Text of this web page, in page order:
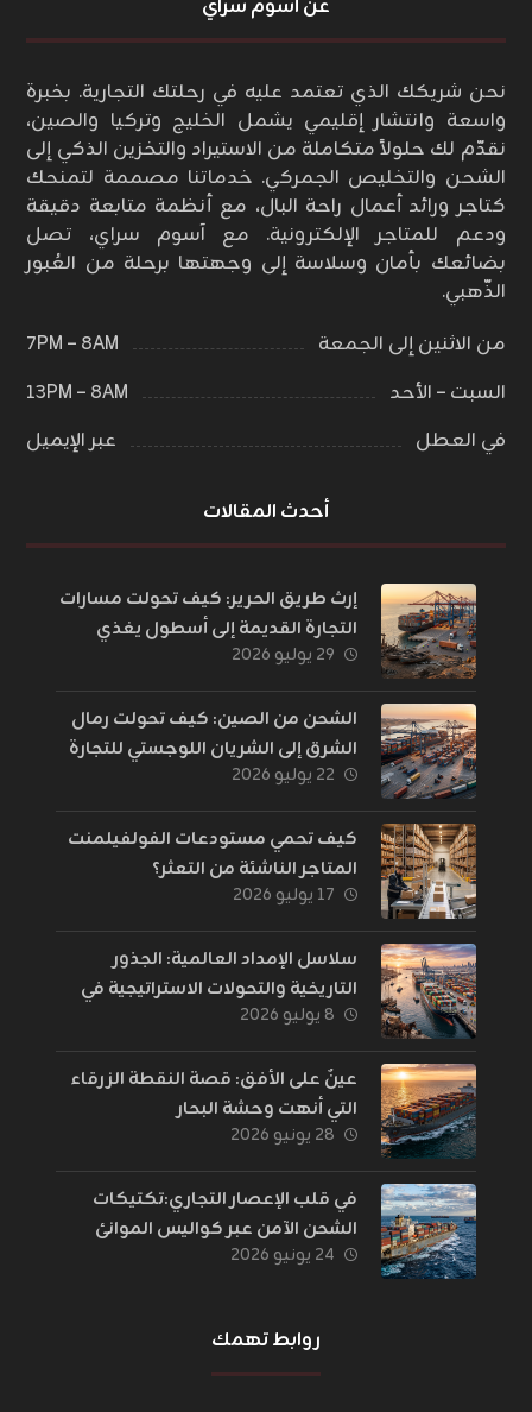
عن أسوم سراي
نحن شريكك الذي تعتمد عليه في رحلتك التجارية. بخبرة
واسعة وانتشار إقليمي يشمل الخليج وتركيا والصين،
نقدّم لك حلولاً متكاملة من الاستيراد والتخزين الذكي إلى
الشحن والتخليص الجمركي. خدماتنا مصممة لتمنحك
كتاجر ورائد أعمال راحة البال، مع أنظمة متابعة دقيقة
ودعم للمتاجر الإلكترونية. مع آسوم سراي، تصل
بضائعك بأمان وسلاسة إلى وجهتها برحلة من العُبور
الذّهبي.
من الاثنين إلى الجمعة
٨AM – ٧PM
السبت – الأحد
٨AM – ١٣PM
في العطل
عبر الإيميل
أحدث المقالات
إرث طريق الحرير: كيف تحولت مسارات
التجارة القديمة إلى أسطول يغذي
العالم؟
٢٩ يوليو ٢٠٢٦
الشحن من الصين: كيف تحولت رمال
الشرق إلى الشريان اللوجستي للتجارة
الإلكترونية؟
٢٢ يوليو ٢٠٢٦
كيف تحمي مستودعات الفولفيلمنت
المتاجر الناشئة من التعثر؟
١٧ يوليو ٢٠٢٦
سلاسل الإمداد العالمية: الجذور
التاريخية والتحولات الاستراتيجية في
إدارة اللوجستيات
٨ يوليو ٢٠٢٦
عينٌ على الأفق: قصة النقطة الزرقاء
التي أنهت وحشة البحار
٢٨ يونيو ٢٠٢٦
في قلب الإعصار التجاري:تكتيكات
الشحن الآمن عبر كواليس الموانئ
والحدود
٢٤ يونيو ٢٠٢٦
روابط تهمك